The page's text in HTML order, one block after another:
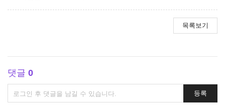
목록보기
댓글 0
댓
글
등록